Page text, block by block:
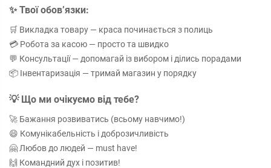
✨ Твої обов’язки:
🛒 Викладка товару — краса починається з полиць
💳 Робота за касою — просто та швидко
💬 Консультації — допомагай із вибором і ділись порадами
📦 Інвентаризація — тримай магазин у порядку
💡 Що ми очікуємо від тебе?
🚀 Бажання розвиватись (всьому навчимо!)
😄 Комунікабельність і доброзичливість
🤗 Любов до людей — must have!
🙌 Командний дух і позитив!